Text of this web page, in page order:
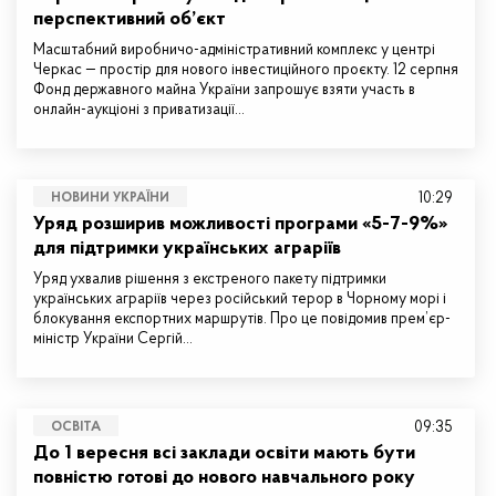
перспективний об’єкт
Масштабний виробничо-адміністративний комплекс у центрі
Черкас — простір для нового інвестиційного проєкту. 12 серпня
Фонд державного майна України запрошує взяти участь в
онлайн-аукціоні з приватизації…
НОВИНИ УКРАЇНИ
Уряд розширив можливості програми «5-7-9%»
для підтримки українських аграріїв
Уряд ухвалив рішення з екстреного пакету підтримки
українських аграріїв через російський терор в Чорному морі і
блокування експортних маршрутів. Про це повідомив прем’єр-
міністр України Сергій…
10:29
ОСВІТА
До 1 вересня всі заклади освіти мають бути
повністю готові до нового навчального року
09:35